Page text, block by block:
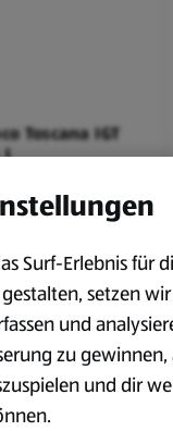
Toscana IGT
l
1 l)
€ 3,49 €
Surf-Erlebnis für
setzen wir
und
zu gewinnen,
und dir